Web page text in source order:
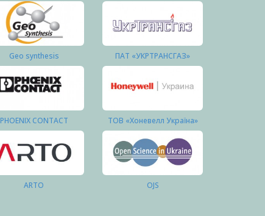
Geo synthesis ПАТ «УКРТРАНСГАЗ»
PHOENIX CONTACT ТОВ «Хоневелл Україна»
ARTO OJS